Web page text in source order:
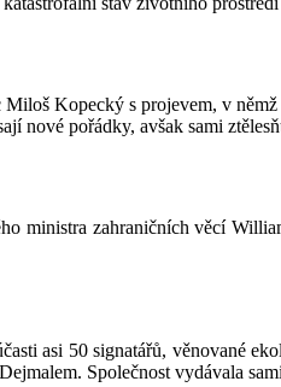
Kopecký s projevem, v
nové pořádky, avšak sami
ministra zahraničních věcí
asi 50 signatářů, věnované
Společnost vydávala